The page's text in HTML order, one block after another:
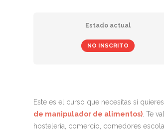
Estado actual
NO INSCRITO
Este es el curso que necesitas si
de manipulador de alimentos). Te
hostelería, comercio, comedores